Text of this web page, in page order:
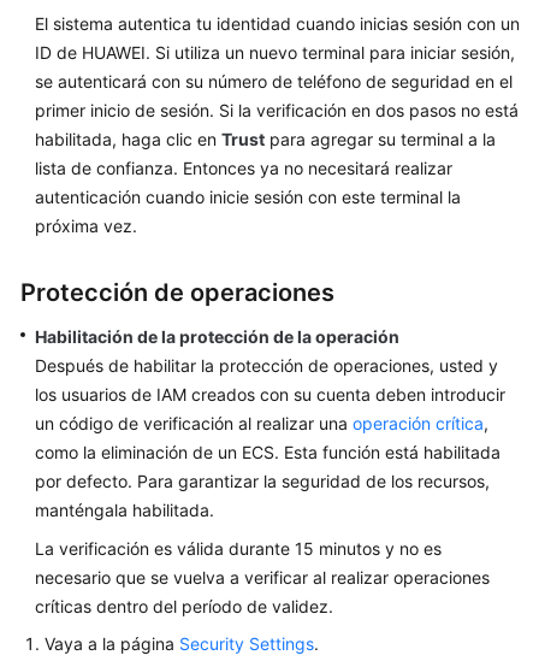
El sistema autentica tu identidad cuando inicias sesión con un
ID de HUAWEI. Si utiliza un nuevo terminal para iniciar sesión,
se autenticará con su número de teléfono de seguridad en el
primer inicio de sesión. Si la verificación en dos pasos no está
habilitada, haga clic en Trust para agregar su terminal a la
lista de confianza. Entonces ya no necesitará realizar
autenticación cuando inicie sesión con este terminal la
próxima vez.
Protección de operaciones
Habilitación de la protección de la operación
Después de habilitar la protección de operaciones, usted y
los usuarios de IAM creados con su cuenta deben introducir
un código de verificación al realizar una operación crítica,
como la eliminación de un ECS. Esta función está habilitada
por defecto. Para garantizar la seguridad de los recursos,
manténgala habilitada.
La verificación es válida durante 15 minutos y no es
necesario que se vuelva a verificar al realizar operaciones
críticas dentro del período de validez.
Vaya a la página Security Settings.